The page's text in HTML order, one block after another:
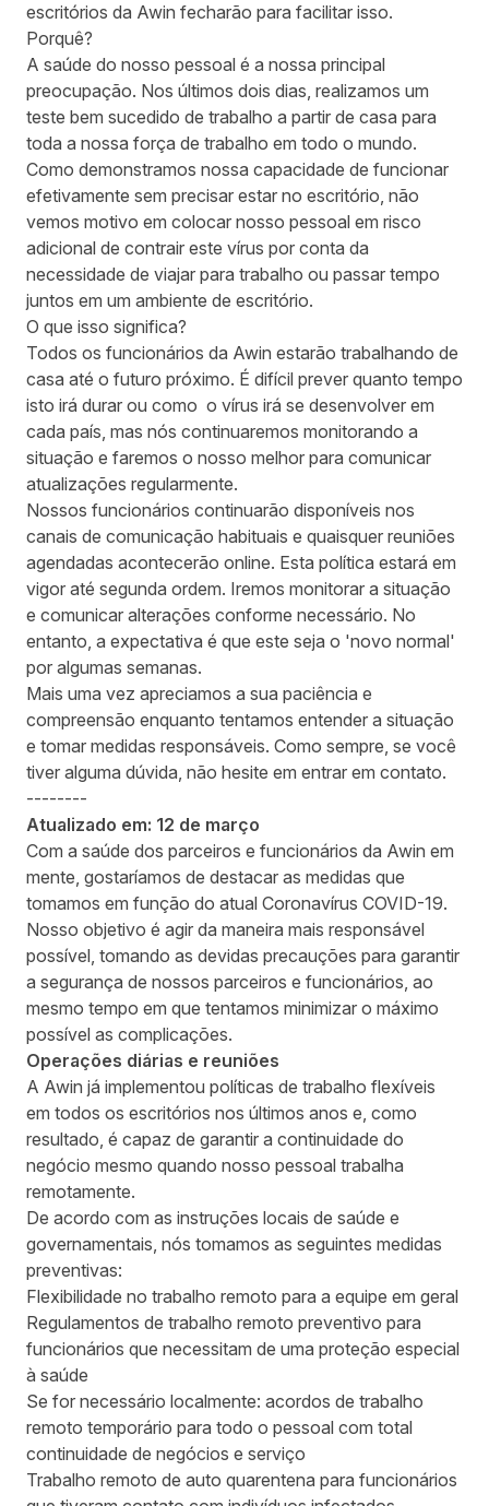
escritórios da Awin fecharão para facilitar isso.
Porquê?
A saúde do nosso pessoal é a nossa principal
preocupação. Nos últimos dois dias, realizamos um
teste bem sucedido de trabalho a partir de casa para
toda a nossa força de trabalho em todo o mundo.
Como demonstramos nossa capacidade de funcionar
efetivamente sem precisar estar no escritório, não
vemos motivo em colocar nosso pessoal em risco
adicional de contrair este vírus por conta da
necessidade de viajar para trabalho ou passar tempo
juntos em um ambiente de escritório.
O que isso significa?
Todos os funcionários da Awin estarão trabalhando de
casa até o futuro próximo. É difícil prever quanto tempo
isto irá durar ou como o vírus irá se desenvolver em
cada país, mas nós continuaremos monitorando a
situação e faremos o nosso melhor para comunicar
atualizações regularmente.
Nossos funcionários continuarão disponíveis nos
canais de comunicação habituais e quaisquer reuniões
agendadas acontecerão online. Esta política estará em
vigor até segunda ordem. Iremos monitorar a situação
e comunicar alterações conforme necessário. No
entanto, a expectativa é que este seja o 'novo normal'
por algumas semanas.
Mais uma vez apreciamos a sua paciência e
compreensão enquanto tentamos entender a situação
e tomar medidas responsáveis. Como sempre, se você
tiver alguma dúvida, não hesite em entrar em contato.
--------
Atualizado em: 12 de março
Com a saúde dos parceiros e funcionários da Awin em
mente, gostaríamos de destacar as medidas que
tomamos em função do atual Coronavírus COVID-19.
Nosso objetivo é agir da maneira mais responsável
possível, tomando as devidas precauções para garantir
a segurança de nossos parceiros e funcionários, ao
mesmo tempo em que tentamos minimizar o máximo
possível as complicações.
Operações diárias e reuniões
A Awin já implementou políticas de trabalho flexíveis
em todos os escritórios nos últimos anos e, como
resultado, é capaz de garantir a continuidade do
negócio mesmo quando nosso pessoal trabalha
remotamente.
De acordo com as instruções locais de saúde e
governamentais, nós tomamos as seguintes medidas
preventivas:
Flexibilidade no trabalho remoto para a equipe em geral
Regulamentos de trabalho remoto preventivo para
funcionários que necessitam de uma proteção especial
à saúde
Se for necessário localmente: acordos de trabalho
remoto temporário para todo o pessoal com total
continuidade de negócios e serviço
Trabalho remoto de auto quarentena para funcionários